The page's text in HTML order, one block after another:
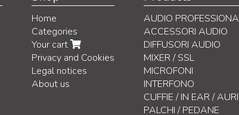
Home
Categories
Your cart
Privacy and Cookies
Legal notices
About us
AUDIO
ACCESSORI AUDIO
DIFFUSORI AUDIO
MIXER / SSL
MICROFONI
INTERFONO
CUFFIE / IN EAR /
PALCHI / PEDANE